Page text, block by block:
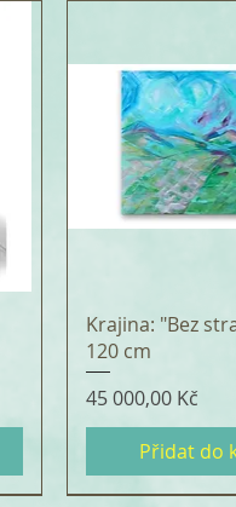
Krajina: "Bez
120 cm
Cena
45 000,00 Kč
Přidat do